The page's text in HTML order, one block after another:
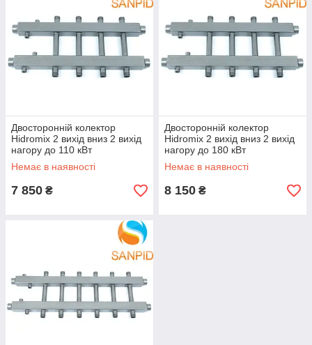
Двосторонній колектор
Hidromix 2 вихід вниз 2 вихід
нагору до 110 кВт
Немає в наявності
7 850 ₴
Двосторонній колектор
Hidromix 2 вихід вниз 2 вихід
нагору до 180 кВт
Немає в наявності
8 150 ₴